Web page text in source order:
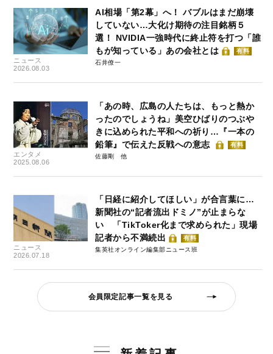
ニュース
2026.08.03
AI相場「第2幕」へ！ バブルはまだ崩壊
していない…大化け期待の注目銘柄５
選！ NVIDIA一強時代に終止符を打つ「誰
もが知っている」あの会社とは
有料
石井僚一
エンタメ
2025.08.06
「あの時、広島の人たちは、もっと熱か
ったのでしょうね」美空ひばりのつぶや
きに込められた平和への祈り…『一本の
鉛筆』で伝えた反戦への意志
有料
佐藤剛
ニュース
2026.07.18
「日経に紹介してほしい」が合言葉に…
新聞社の“記者流出ドミノ”が止まらな
い 「TikToker化まで求められた」現場
記者から不満続出
有料
集英社オンライン編集部ニュース班
会員限定記事一覧を見る